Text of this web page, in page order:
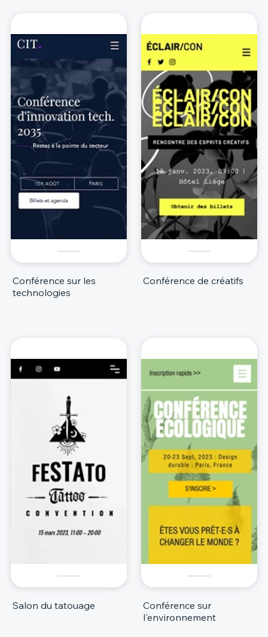
Conférence sur les
technologies
Conférence de créatifs
Salon du tatouage
Conférence sur
l'environnement